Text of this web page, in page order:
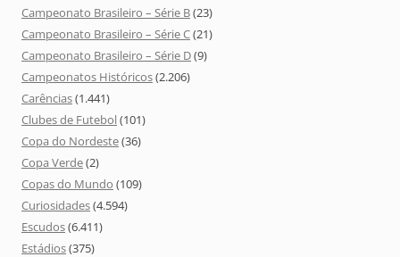
Campeonato Brasileiro – Série B(23)
Campeonato Brasileiro – Série C(21)
Campeonato Brasileiro – Série D(9)
Campeonatos Históricos(2.206)
Carências(1.441)
Clubes de Futebol(101)
Copa do Nordeste(36)
Copa Verde(2)
Copas do Mundo (109)
Curiosidades(4.594)
Escudos(6.411)
Estádios(375)